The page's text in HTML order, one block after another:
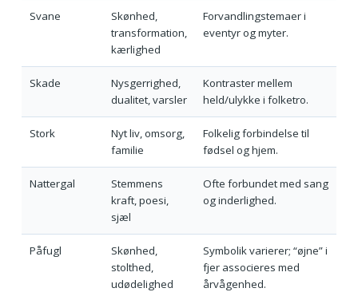
Svane
Skønhed,
transformation,
kærlighed
Forvandlingstemaer i
eventyr og myter.
Skade
Nysgerrighed,
dualitet, varsler
Kontraster mellem
held/ulykke i folketro.
Stork
Nyt liv, omsorg,
familie
Folkelig forbindelse til
fødsel og hjem.
Nattergal
Stemmens
kraft, poesi,
sjæl
Ofte forbundet med sang
og inderlighed.
Påfugl
Skønhed,
stolthed,
udødelighed
Symbolik varierer; “øjne” i
fjer associeres med
årvågenhed.